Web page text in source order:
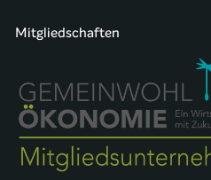
Mitgliedschaften